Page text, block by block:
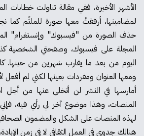
الأشهر الأخيرة، ففي مقالة تناولت خطابات
لمضامينها، أرفقتُ معها صورة للملثّم كما
حذف الصورة من "فيسبوك" وإنستغرام"
المجلة على فيسبوك، وصفحتي الشخصية
اليوم من بعد ما يقارب شهرين من حينها.
ومعها العنوان ومفردات بعينها لكني لم أفعل
أمارسها في النشر لن أتخلى عنها من
المنصات، وهذا موضوع آخر لي رأي فيه، فإني
لهذه المنصات على الشكل والمضمون
هنالك جدوى في العمل الثقافي لا في زمن